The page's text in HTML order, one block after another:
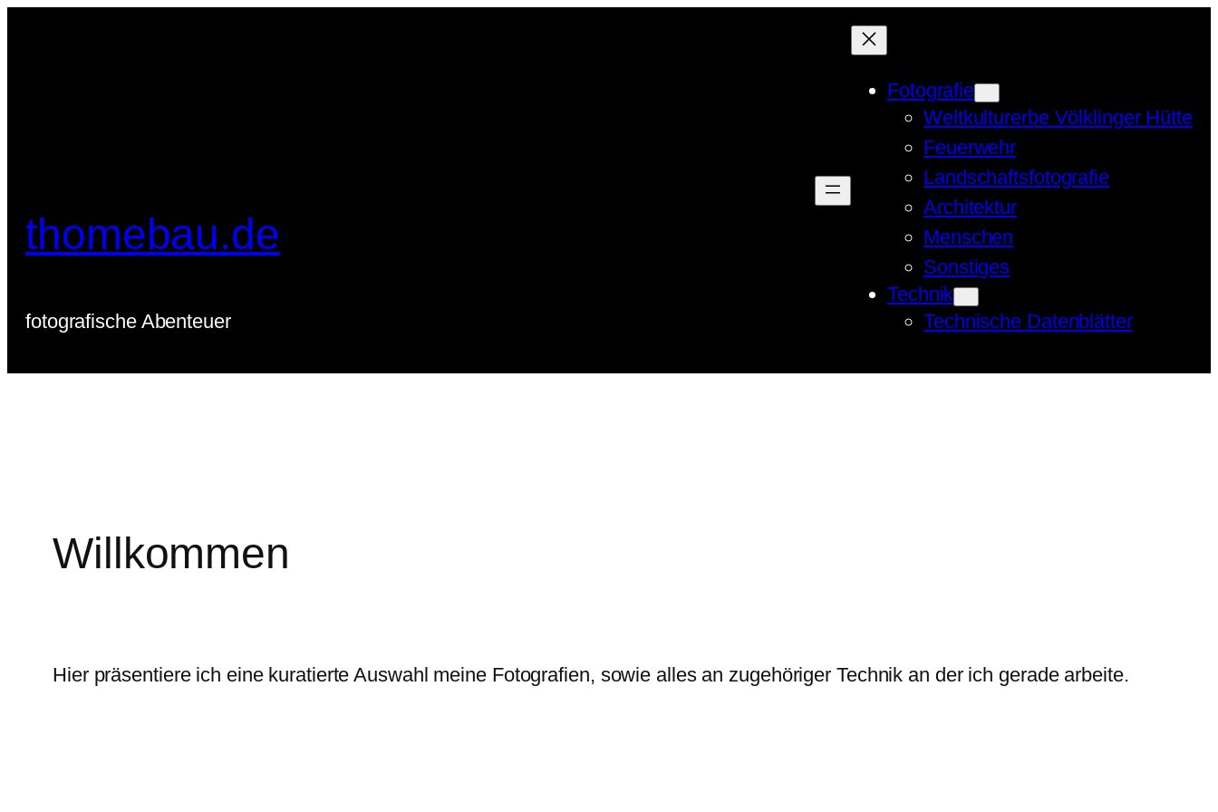
thomebau.de
fotografische Abenteuer
Fotografie
Weltkulturerbe Völklinger Hütte
Feuerwehr
Landschaftsfotografie
Architektur
Menschen
Sonstiges
Technik
Technische Datenblätter
Willkommen
Hier präsentiere ich eine kuratierte Auswahl meine Fotografien, sowie alles an zugehöriger Technik an der ich gerade arbeite.